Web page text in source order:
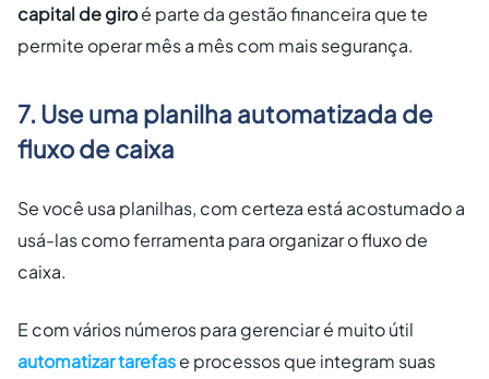
capital de giroé parte da gestão financeira que te
permite operar mês a mês com mais segurança.
7. Use uma planilha automatizada de
fluxo de caixa
Se você usa planilhas, com certeza está acostumado a
usá-las como ferramenta para organizar o fluxo de
caixa.
E com vários números para gerenciar é muito útil
automatizar tarefase processos que integram suas